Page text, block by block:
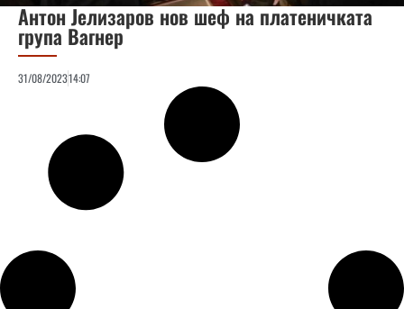
Антон Јелизаров нов шеф на платеничката
група Вагнер
31/08/202314:07